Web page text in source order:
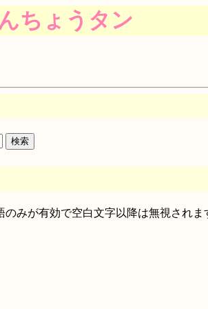
ちょうタン
のみが有効で空白文字以降は無視されま